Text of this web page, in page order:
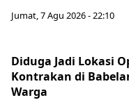
Jumat, 7 Agu 2026 - 22:10
Diduga Jadi Lokasi
Kontrakan di
Warga